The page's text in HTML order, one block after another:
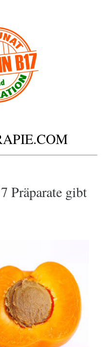
Präparate gibt